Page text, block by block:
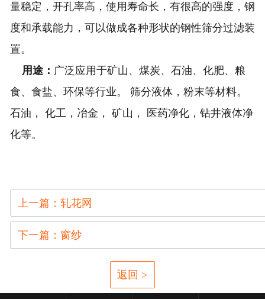
量稳定，开孔率高，使用寿命长，有很高的强度，钢
度和承载能力，可以做成各种形状的钢性筛分过滤装
置。
用途： 广泛应用于矿山、煤炭、石油、化肥、粮
食、食盐、环保等行业。 筛分液体，粉末等材料。
石油， 化工，冶金， 矿山， 医药净化，钻井液体净
化等。
上一篇：轧花网
下一篇：窗纱
返回 >